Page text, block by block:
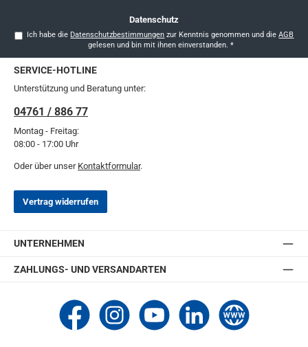
Datenschutz
Ich habe die Datenschutzbestimmungen zur Kenntnis genommen und dieAGB
gelesen und bin mit ihnen einverstanden. *
SERVICE-HOTLINE
Unterstützung und Beratung unter:
04761 / 886 77
Montag - Freitag:
08:00 - 17:00 Uhr
Oder über unser Kontaktformular.
Vertrag widerrufen
UNTERNEHMEN
ZAHLUNGS- UND VERSANDARTEN
Thomashilfen bei Facebook
Thomashilfen bei Instagram
Thomashilfen bei YouTube
Thomashilfen bei LinkedIn
Zur Website von